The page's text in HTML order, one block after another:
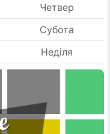
Четвер
Субота
Неділя